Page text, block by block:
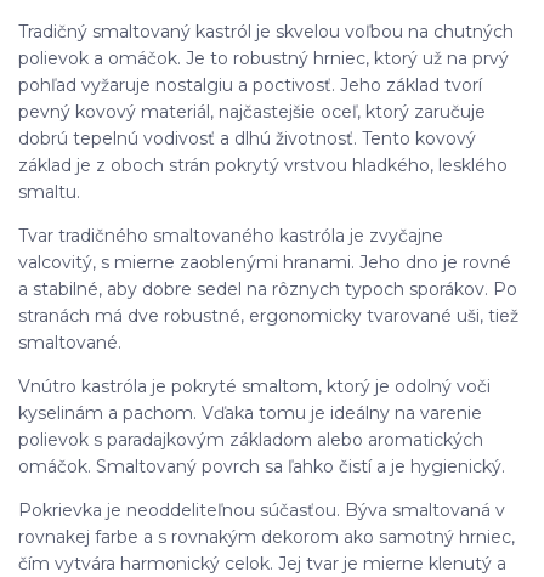
Tradičný smaltovaný kastról je skvelou voľbou na chutných
polievok a omáčok. Je to robustný hrniec, ktorý už na prvý
pohľad vyžaruje nostalgiu a poctivosť. Jeho základ tvorí
pevný kovový materiál, najčastejšie oceľ, ktorý zaručuje
dobrú tepelnú vodivosť a dlhú životnosť. Tento kovový
základ je z oboch strán pokrytý vrstvou hladkého, lesklého
smaltu.
Tvar tradičného smaltovaného kastróla je zvyčajne
valcovitý, s mierne zaoblenými hranami. Jeho dno je rovné
a stabilné, aby dobre sedel na rôznych typoch sporákov. Po
stranách má dve robustné, ergonomicky tvarované uši, tiež
smaltované.
Vnútro kastróla je pokryté smaltom, ktorý je odolný voči
kyselinám a pachom. Vďaka tomu je ideálny na varenie
polievok s paradajkovým základom alebo aromatických
omáčok. Smaltovaný povrch sa ľahko čistí a je hygienický.
Pokrievka je neoddeliteľnou súčasťou. Býva smaltovaná v
rovnakej farbe a s rovnakým dekorom ako samotný hrniec,
čím vytvára harmonický celok. Jej tvar je mierne klenutý a